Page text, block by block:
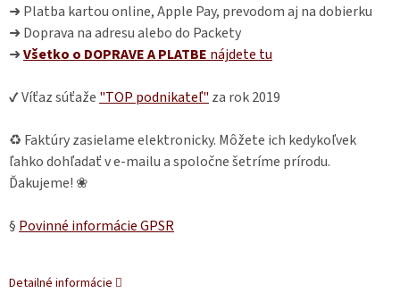
➜ Platba kartou online, Apple Pay, prevodom aj na dobierku
➜ Doprava na adresu alebo do Packety
➜Všetko o DOPRAVE A PLATBE nájdete tu
✔ Víťaz súťaže "TOP podnikateľ" za rok 2019
♻ Faktúry zasielame elektronicky. Môžete ich kedykoľvek
ľahko dohľadať v e-mailu a spoločne šetríme prírodu.
Ďakujeme! ❀
§ Povinné informácie GPSR
Detailné informácie